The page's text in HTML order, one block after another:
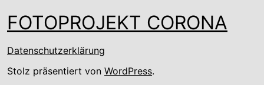
FOTOPROJEKT CORONA
Datenschutzerklärung
Stolz präsentiert von WordPress.